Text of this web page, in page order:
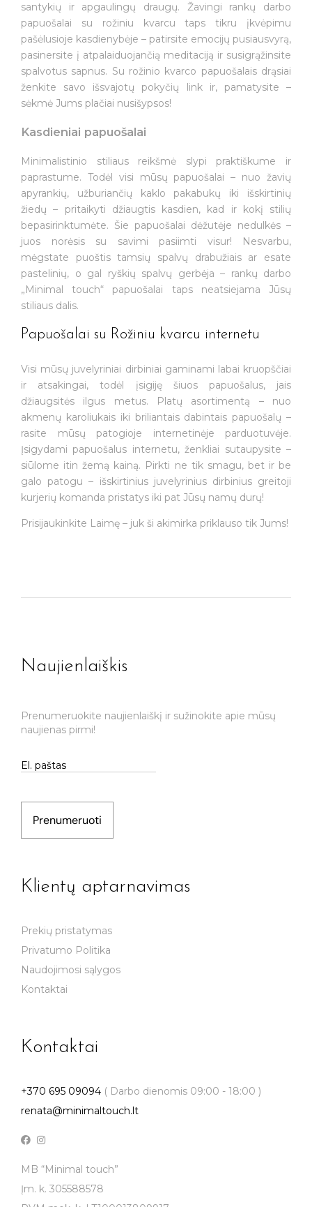
santykių ir apgaulingų draugų. Žavingi rankų darbo
papuošalai su rožiniu kvarcu taps tikru įkvėpimu
pašėlusioje kasdienybėje – patirsite emocijų pusiausvyrą,
pasinersite į atpalaiduojančią meditaciją ir susigrąžinsite
spalvotus sapnus. Su rožinio kvarco papuošalais drąsiai
ženkite savo išsvajotų pokyčių link ir, pamatysite –
sėkmė Jums plačiai nusišypsos!
Kasdieniai papuošalai
Minimalistinio stiliaus reikšmė slypi praktiškume ir
paprastume. Todėl visi mūsų papuošalai – nuo žavių
apyrankių, užburiančių kaklo pakabukų iki išskirtinių
žiedų – pritaikyti džiaugtis kasdien, kad ir kokį stilių
bepasirinktumėte. Šie papuošalai dėžutėje nedulkės –
juos norėsis su savimi pasiimti visur! Nesvarbu,
mėgstate puoštis tamsių spalvų drabužiais ar esate
pastelinių, o gal ryškių spalvų gerbėja – rankų darbo
„Minimal touch“ papuošalai taps neatsiejama Jūsų
stiliaus dalis.
Papuošalai su Rožiniu kvarcu internetu
Visi mūsų juvelyriniai dirbiniai gaminami labai kruopščiai
ir atsakingai, todėl įsigiję šiuos papuošalus, jais
džiaugsitės ilgus metus. Platų asortimentą – nuo
akmenų karoliukais iki briliantais dabintais papuošalų –
rasite mūsų patogioje internetinėje parduotuvėje.
Įsigydami papuošalus internetu, ženkliai sutaupysite –
siūlome itin žemą kainą. Pirkti ne tik smagu, bet ir be
galo patogu – išskirtinius juvelyrinius dirbinius greitoji
kurjerių komanda pristatys iki pat Jūsų namų durų!
Prisijaukinkite Laimę – juk ši akimirka priklauso tik Jums!
Naujienlaiškis
Prenumeruokite naujienlaiškį ir sužinokite apie mūsų
naujienas pirmi!
Prenumeruoti
Klientų aptarnavimas
Prekių pristatymas
Privatumo Politika
Naudojimosi sąlygos
Kontaktai
Kontaktai
+370 695 09094 ( Darbo dienomis 09:00 - 18:00 )
renata@minimaltouch.lt
MB “Minimal touch”
Įm. k. 305588578